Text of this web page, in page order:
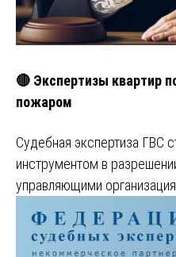
🔴 Экспертизы квартир
пожаром
Судебная экспертиза ГВС
инструментом в
управляющими